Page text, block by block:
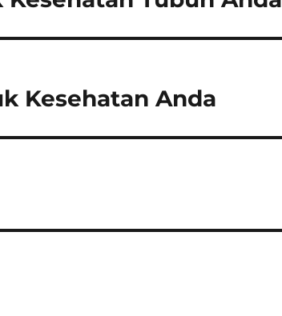
Kesehatan Anda